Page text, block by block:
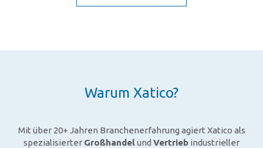
Warum Xatico?
Mit über 20+ Jahren Branchenerfahrung agiert Xatico als
spezialisierter Großhandelund Vertrieb industrieller